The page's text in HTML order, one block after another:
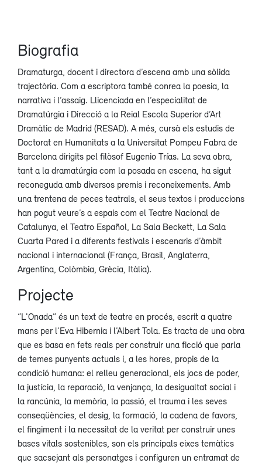
Biografia
Dramaturga, docent i directora d’escena amb una sòlida
trajectòria. Com a escriptora també conrea la poesia, la
narrativa i l’assaig. Llicenciada en l’especialitat de
Dramatúrgia i Direcció a la Reial Escola Superior d’Art
Dramàtic de Madrid (RESAD). A més, cursà els estudis de
Doctorat en Humanitats a la Universitat Pompeu Fabra de
Barcelona dirigits pel filòsof Eugenio Trías. La seva obra,
tant a la dramatúrgia com la posada en escena, ha sigut
reconeguda amb diversos premis i reconeixements. Amb
una trentena de peces teatrals, el seus textos i produccions
han pogut veure’s a espais com el Teatre Nacional de
Catalunya, el Teatro Español, La Sala Beckett, La Sala
Cuarta Pared i a diferents festivals i escenaris d’àmbit
nacional i internacional (França, Brasil, Anglaterra,
Argentina, Colòmbia, Grècia, Itàlia).
Projecte
“L'Onada” és un text de teatre en procés, escrit a quatre
mans per l’Eva Hibernia i l’Albert Tola. Es tracta de una obra
que es basa en fets reals per construir una ficció que parla
de temes punyents actuals i, a les hores, propis de la
condició humana: el relleu generacional, els jocs de poder,
la justícia, la reparació, la venjança, la desigualtat social i
la rancúnia, la memòria, la passió, el trauma i les seves
conseqüències, el desig, la formació, la cadena de favors,
el fingiment i la necessitat de la veritat per construir unes
bases vitals sostenibles, son els principals eixes temàtics
que sacsejant als personatges i configuren un entramat de